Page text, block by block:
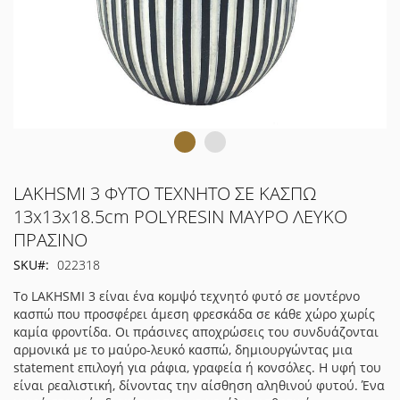
Μετάβαση
στην
αρχή
της
συλλογής
LAKHSMI 3 ΦΥΤΟ ΤΕΧΝΗΤΟ ΣΕ ΚΑΣΠΩ
13x13x18.5cm POLYRESIN ΜΑΥΡΟ ΛΕΥΚΟ
ΠΡΑΣΙΝΟ
SKU
022318
Το LAKHSMI 3 είναι ένα κομψό τεχνητό φυτό σε μοντέρνο
κασπώ που προσφέρει άμεση φρεσκάδα σε κάθε χώρο χωρίς
καμία φροντίδα. Οι πράσινες αποχρώσεις του συνδυάζονται
αρμονικά με το μαύρο-λευκό κασπώ, δημιουργώντας μια
statement επιλογή για ράφια, γραφεία ή κονσόλες. Η υφή του
είναι ρεαλιστική, δίνοντας την αίσθηση αληθινού φυτού. Ένα